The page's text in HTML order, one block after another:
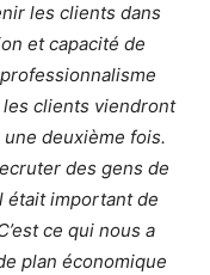
les clients dans
et capacité de
les clients viendront
deuxième fois.
des gens de
était important de
ce qui nous a
plan économique